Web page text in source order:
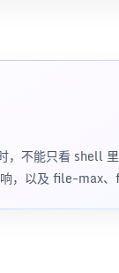
不能只看 shell
以及 file-max、